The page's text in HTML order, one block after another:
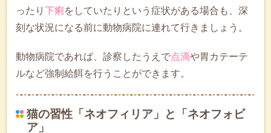
ったり 下痢をしていたりという症状がある場合も、深
刻な状況になる前に動物病院に連れて行きましょう。
動物病院であれば、診察したうえで点滴や胃カテーテ
ルなど強制給餌を行うことができます。
猫の習性「ネオフィリア」と「ネオフォビ
ア」